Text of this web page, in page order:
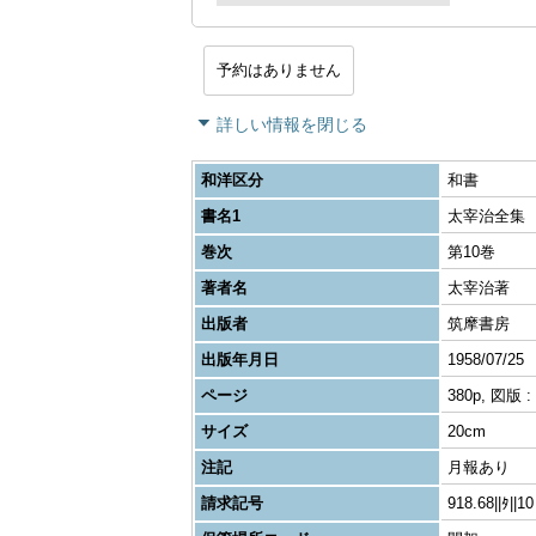
予約はありません
詳しい情報を閉じる
和洋区分
和書
書名1
太宰治全集
巻次
第10巻
著者名
太宰治著
出版者
筑摩書房
出版年月日
1958/07/25
ページ
380p, 図版 :
サイズ
20cm
注記
月報あり
請求記号
918.68||ﾀ||10